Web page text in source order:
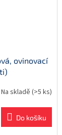
ovinovací
Na skladě (>5 ks)
Do košíku